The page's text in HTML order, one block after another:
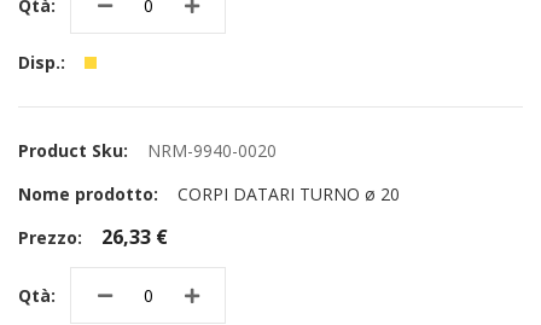
NRM-9940-0020
CORPI DATARI TURNO ø 20
26,33 €